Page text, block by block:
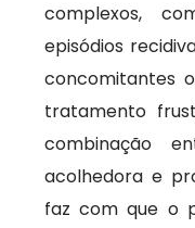
complexos,
episódios
concomitantes
tratamento
combinação
acolhedora e
faz com que o